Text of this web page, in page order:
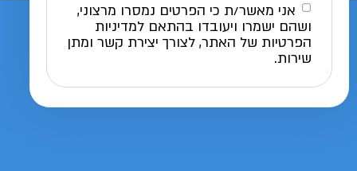
אני מאשר/ת כי הפרטים נמסרו מרצוני,
ושהם ישמרו ויעובדו בהתאם למדיניות
הפרטיות של האתר, לצורך יצירת קשר ומתן
שירות.